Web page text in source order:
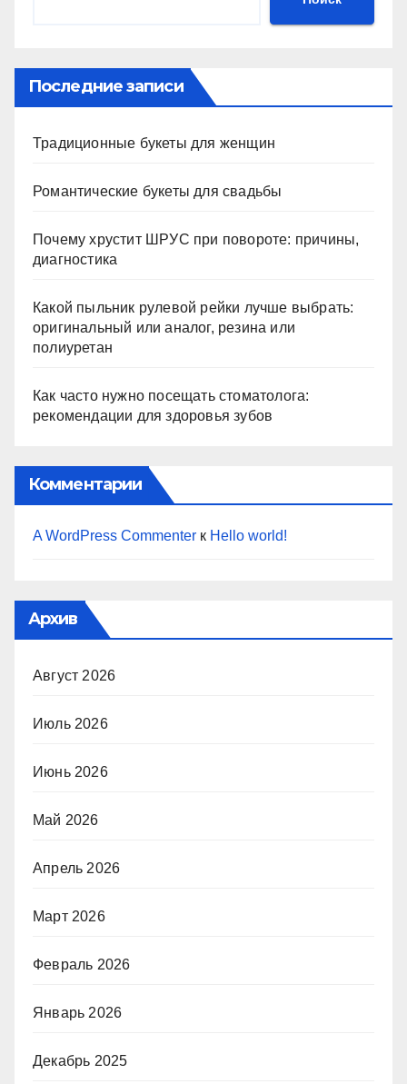
Последние записи
Традиционные букеты для женщин
Романтические букеты для свадьбы
Почему хрустит ШРУС при повороте: причины,
диагностика
Какой пыльник рулевой рейки лучше выбрать:
оригинальный или аналог, резина или
полиуретан
Как часто нужно посещать стоматолога:
рекомендации для здоровья зубов
Комментарии
A WordPress Commenter к Hello world!
Архив
Август 2026
Июль 2026
Июнь 2026
Май 2026
Апрель 2026
Март 2026
Февраль 2026
Январь 2026
Декабрь 2025